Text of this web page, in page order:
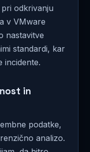
odkrivanju
v VMware
nastavitve
standardi, kar
incidente.
in
podatke,
analizo.